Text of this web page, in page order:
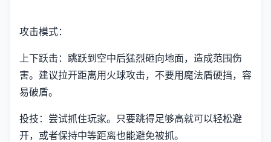
攻击模式：
上下跃击：跳跃到空中后猛烈砸向地面，造成范围伤
害。建议拉开距离用火球攻击，不要用魔法盾硬挡，容
易破盾。
投技：尝试抓住玩家。只要跳得足够高就可以轻松避
开，或者保持中等距离也能避免被抓。